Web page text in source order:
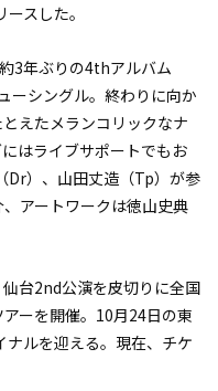
スした。
3年ぶりの4thアルバム
ーシングル。終わりに向か
えたメランコリックなナ
はライブサポートでもお
Dr）、山田丈造（Tp）が参
アートワークは徳山史典
台2nd公演を皮切りに全国
ーを開催。10月24日の東
ナルを迎える。現在、チケ